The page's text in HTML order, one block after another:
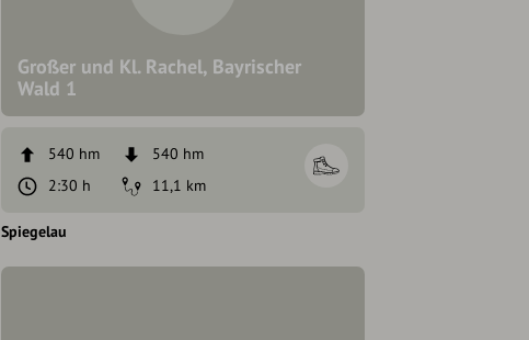
Großer und Kl. Rachel, Bayrischer
Wald 1
540 hm
540 hm
2:30 h
11,1 km
Spiegelau